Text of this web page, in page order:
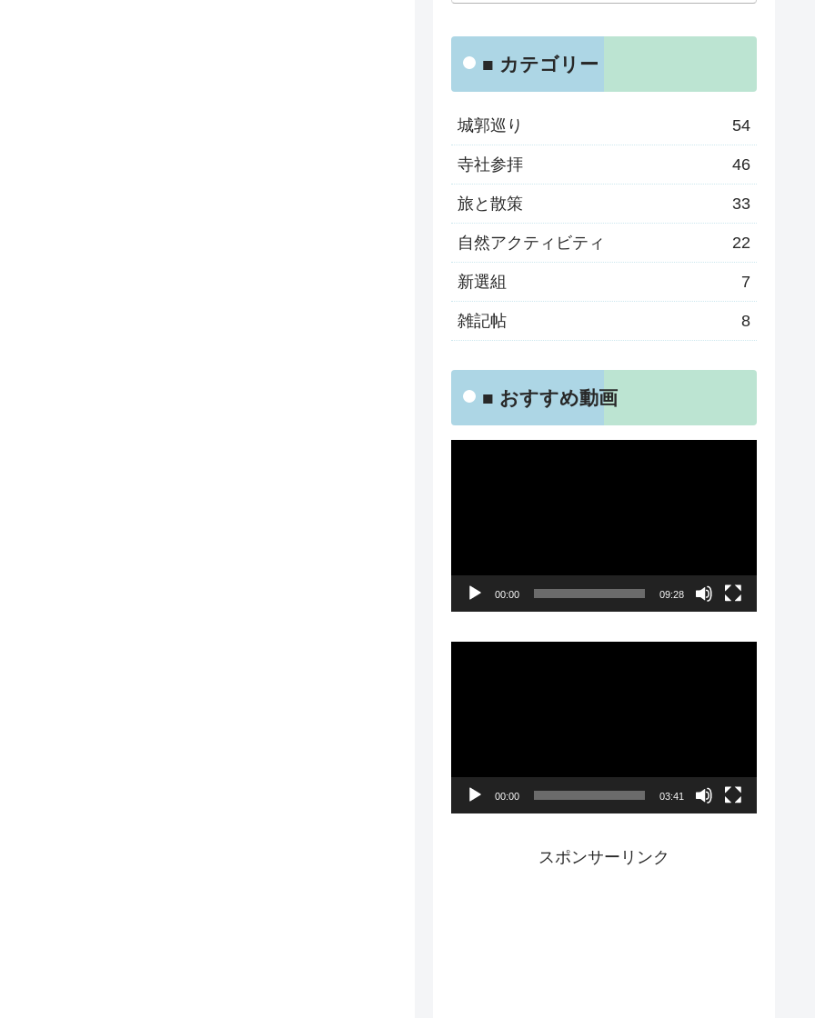
■ カテゴリー
城郭巡り 54
寺社参拝 46
旅と散策 33
自然アクティビティ 22
新選組 7
雑記帖 8
■ おすすめ動画
00:00 09:28
00:00 03:41
スポンサーリンク